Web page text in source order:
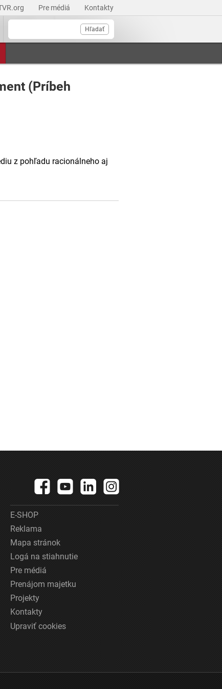
Pre médiá Kontakty
Hľadať
(Príbeh
z pohľadu racionálneho aj
E-SHOP
Reklama
Mapa stránok
Logá na stiahnutie
Pre médiá
Prenájom majetku
Projekty
Kontakty
Upraviť cookies